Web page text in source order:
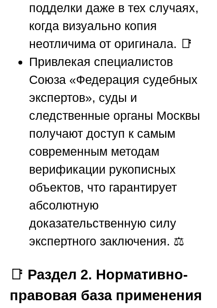
подделки даже в тех случаях,
когда визуально копия
неотличима от оригинала. 📑
Привлекая специалистов
Союза «Федерация судебных
экспертов», суды и
следственные органы Москвы
получают доступ к самым
современным методам
верификации рукописных
объектов, что гарантирует
абсолютную
доказательственную силу
экспертного заключения. ⚖️
📑 Раздел 2. Нормативно-
правовая база применения